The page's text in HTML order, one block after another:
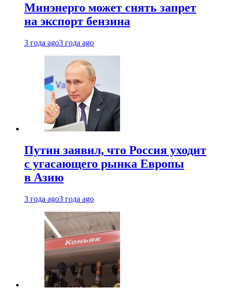
Минэнерго может снять запрет
на экспорт бензина
3 года ago3 года ago
Путин заявил, что Россия уходит
с угасающего рынка Европы
в Азию
3 года ago3 года ago